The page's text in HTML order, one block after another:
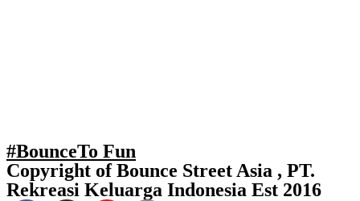
#BounceTo Fun
Copyright of Bounce Street Asia , PT.
Rekreasi Keluarga Indonesia Est 2016